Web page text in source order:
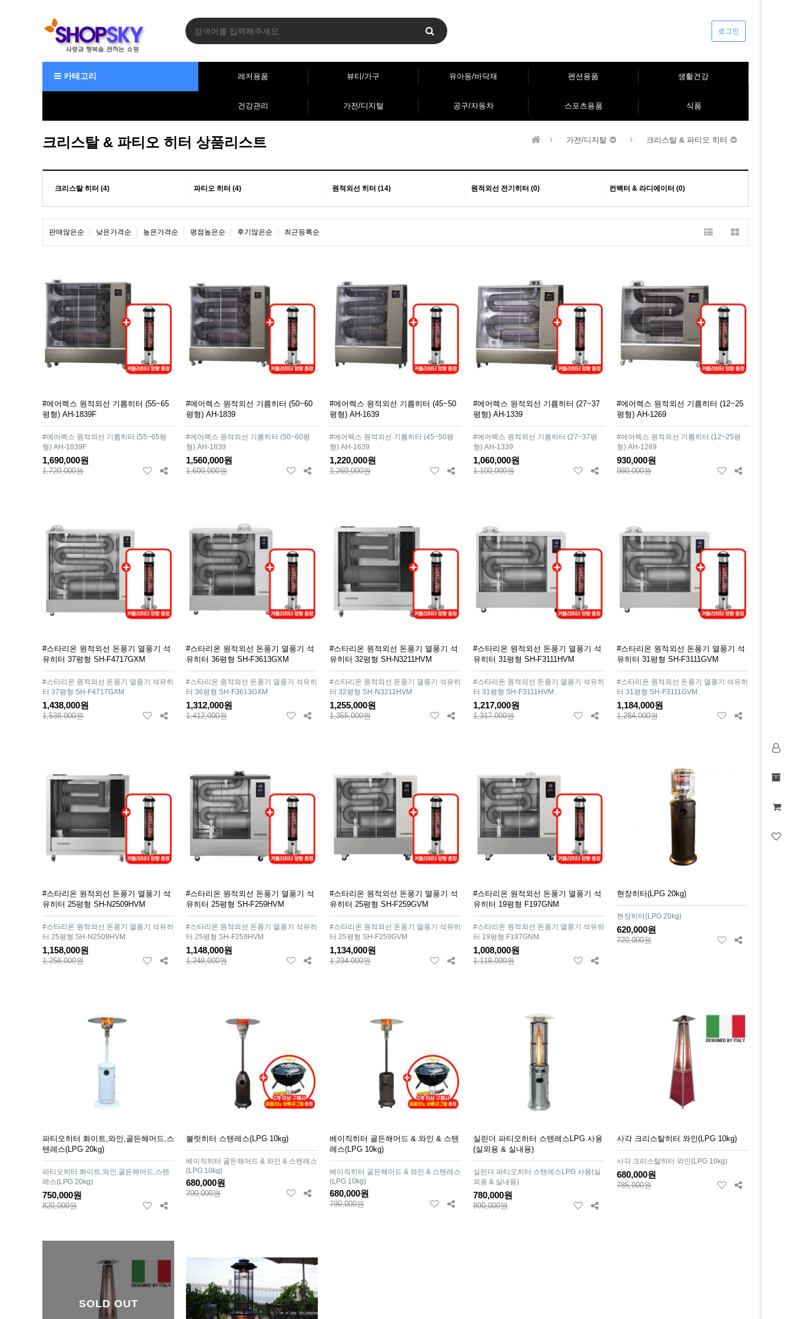
로그인
카테고리 레저용품 뷰티/가구 유아동/바닥재 펜션용품 생활건강
건강관리 가전/디지털 공구/자동차 스포츠용품 식품
크리스탈 & 파티오 히터 상품리스트 가전/디지탈 크리스탈 & 파티오 히터
크리스탈 히터 (4) 파티오 히터 (4) 원적외선 히터 (14) 원적외선 전기히터 (0) 컨백터 & 라디에이터 (0)
판매많은순 낮은가격순 높은가격순 평점높은순 후기많은순 최근등록순
#에어렉스 원적외선 기름히터 (55~65
평형) AH-1839F
#에어렉스 원적외선 기름히터 (55~65평
형) AH-1839F
1,690,000원
1,720,000원
#에어렉스 원적외선 기름히터 (50~60
평형) AH-1839
#에어렉스 원적외선 기름히터 (50~60평
형) AH-1839
1,560,000원
1,600,000원
#에어렉스 원적외선 기름히터 (45~50
평형) AH-1639
#에어렉스 원적외선 기름히터 (45~50평
형) AH-1639
1,220,000원
1,260,000원
#에어렉스 원적외선 기름히터 (27~37
평형) AH-1339
#에어렉스 원적외선 기름히터 (27~37평
형) AH-1339
1,060,000원
1,100,000원
#에어렉스 원적외선 기름히터 (12~25
평형) AH-1269
#에어렉스 원적외선 기름히터 (12~25평
형) AH-1269
930,000원
980,000원
#스타리온 원적외선 돈풍기 열풍기 석
유히터 37평형 SH-F4717GXM
#스타리온 원적외선 돈풍기 열풍기 석유히
터 37평형 SH-F4717GXM
1,438,000원
1,538,000원
#스타리온 원적외선 돈풍기 열풍기 석
유히터 36평형 SH-F3613GXM
#스타리온 원적외선 돈풍기 열풍기 석유히
터 36평형 SH-F3613GXM
1,312,000원
1,412,000원
#스타리온 원적외선 돈풍기 열풍기 석
유히터 32평형 SH-N3211HVM
#스타리온 원적외선 돈풍기 열풍기 석유히
터 32평형 SH-N3211HVM
1,255,000원
1,355,000원
#스타리온 원적외선 돈풍기 열풍기 석
유히터 31평형 SH-F3111HVM
#스타리온 원적외선 돈풍기 열풍기 석유히
터 31평형 SH-F3111HVM
1,217,000원
1,317,000원
#스타리온 원적외선 돈풍기 열풍기 석
유히터 31평형 SH-F3111GVM
#스타리온 원적외선 돈풍기 열풍기 석유히
터 31평형 SH-F3111GVM
1,184,000원
1,284,000원
#스타리온 원적외선 돈풍기 열풍기 석
유히터 25평형 SH-N2509HVM
#스타리온 원적외선 돈풍기 열풍기 석유히
터 25평형 SH-N2509HVM
1,158,000원
1,258,000원
#스타리온 원적외선 돈풍기 열풍기 석
유히터 25평형 SH-F259HVM
#스타리온 원적외선 돈풍기 열풍기 석유히
터 25평형 SH-F259HVM
1,148,000원
1,248,000원
#스타리온 원적외선 돈풍기 열풍기 석
유히터 25평형 SH-F259GVM
#스타리온 원적외선 돈풍기 열풍기 석유히
터 25평형 SH-F259GVM
1,134,000원
1,234,000원
#스타리온 원적외선 돈풍기 열풍기 석
유히터 19평형 F197GNM
#스타리온 원적외선 돈풍기 열풍기 석유히
터 19평형 F197GNM
1,008,000원
1,118,000원
현장히터(LPG 20kg)
현장히터(LPG 20kg)
620,000원
720,000원
파티오히터 화이트,와인,골든해머드,스
텐레스(LPG 20kg)
파티오히터 화이트,와인,골든해머드,스텐
레스(LPG 20kg)
750,000원
820,000원
불릿히터 스텐레스(LPG 10kg)
베이직히터 골든해머드 & 와인 & 스텐레스
(LPG 10kg)
680,000원
790,000원
베이직히터 골든해머드 & 와인 & 스텐
레스(LPG 10kg)
베이직히터 골든해머드 & 와인 & 스텐레스
(LPG 10kg)
680,000원
790,000원
실린더 파티오히터 스텐레스LPG 사용
(실외용 & 실내용)
실린더 파티오히터 스텐레스LPG 사용(실
외용 & 실내용)
780,000원
890,000원
사각 크리스탈히터 와인(LPG 10kg)
사각 크리스탈히터 와인(LPG 10kg)
680,000원
785,000원
SOLD OUT